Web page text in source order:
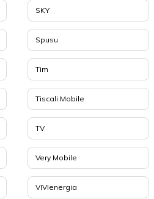
SKY
Spusu
Tim
Tiscali Mobile
TV
Very Mobile
VIVIenergia